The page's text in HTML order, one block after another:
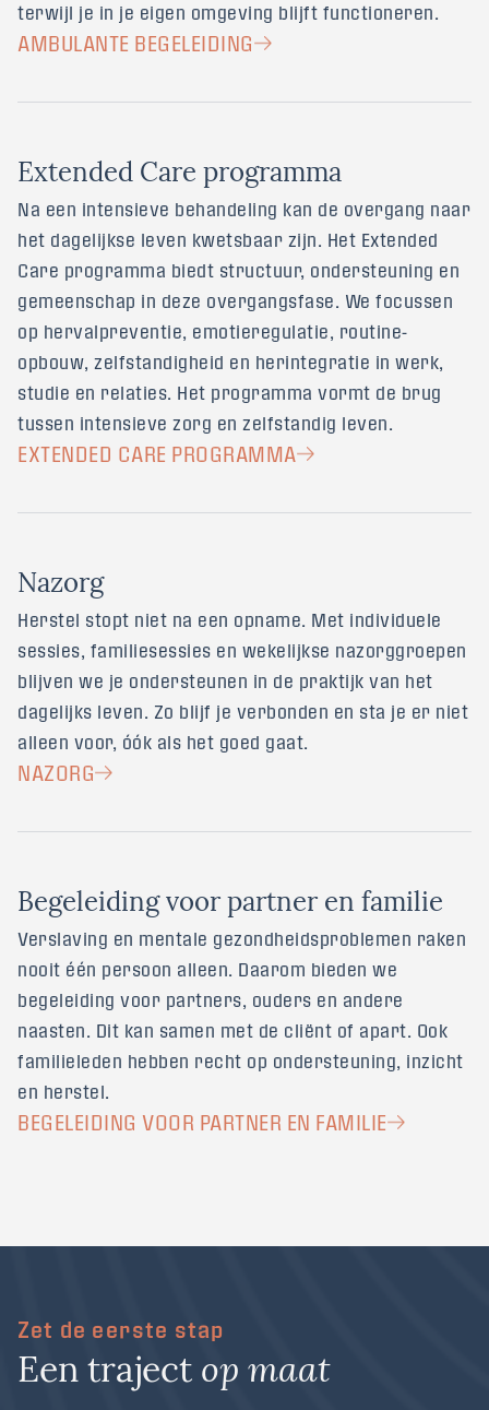
terwijl je in je eigen omgeving blijft functioneren.
AMBULANTE BEGELEIDING
Extended Care programma
Na een intensieve behandeling kan de overgang naar
het dagelijkse leven kwetsbaar zijn. Het Extended
Care programma biedt structuur, ondersteuning en
gemeenschap in deze overgangsfase. We focussen
op hervalpreventie, emotieregulatie, routine-
opbouw, zelfstandigheid en herintegratie in werk,
studie en relaties. Het programma vormt de brug
tussen intensieve zorg en zelfstandig leven.
EXTENDED CARE PROGRAMMA
Nazorg
Herstel stopt niet na een opname. Met individuele
sessies, familiesessies en wekelijkse nazorggroepen
blijven we je ondersteunen in de praktijk van het
dagelijks leven. Zo blijf je verbonden en sta je er niet
alleen voor, óók als het goed gaat.
NAZORG
Begeleidingvoorpartner en familie
Verslaving en mentale gezondheidsproblemen raken
nooit één persoon alleen. Daarom bieden we
begeleiding voor partners, ouders en andere
naasten. Dit kan samen met de cliënt of apart. Ook
familieleden hebben recht op ondersteuning, inzicht
en herstel.
BEGELEIDING VOOR PARTNER EN FAMILIE
Zet de eerste stap
Eentraject op maat